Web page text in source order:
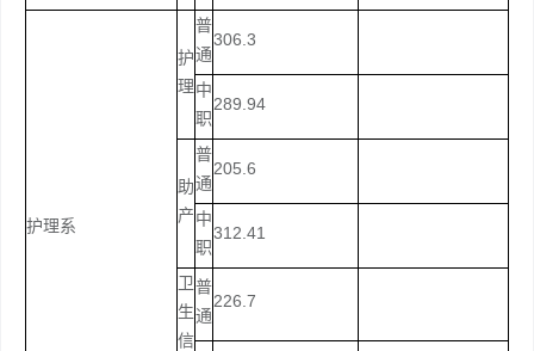
护理系
护
理
普
通
306.3
中
职
289.94
助
产
普
通
205.6
中
职
312.41
卫
生
信
普
通
226.7